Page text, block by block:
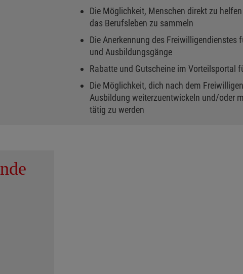
Die Möglichkeit, Menschen direkt zu
das Berufsleben zu sammeln
Die Anerkennung des Freiwilligendienstes
und Ausbildungsgänge
Rabatte und Gutscheine im Vorteilsportal
Die Möglichkeit, dich nach dem
Ausbildung weiterzuentwickeln und/oder
tätig zu werden